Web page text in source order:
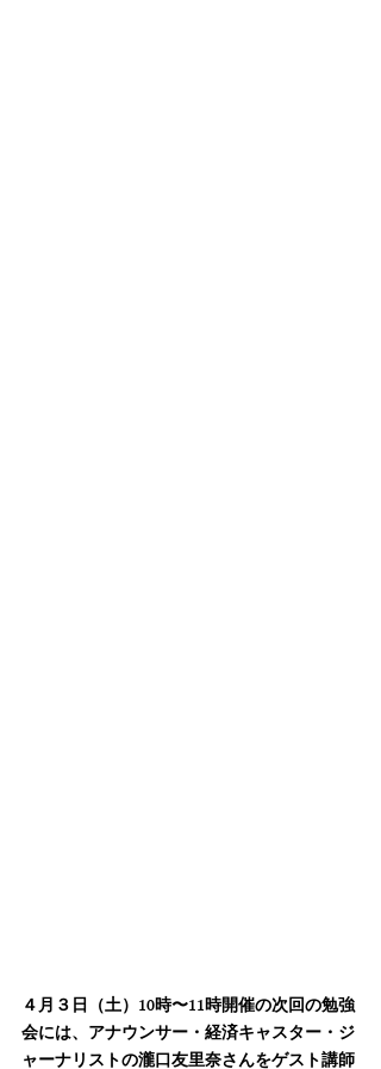
４月３日（土）10時〜11時開催の次回の勉強
会には、アナウンサー・経済キャスター・ジ
ャーナリストの瀧口友里奈さんをゲスト講師